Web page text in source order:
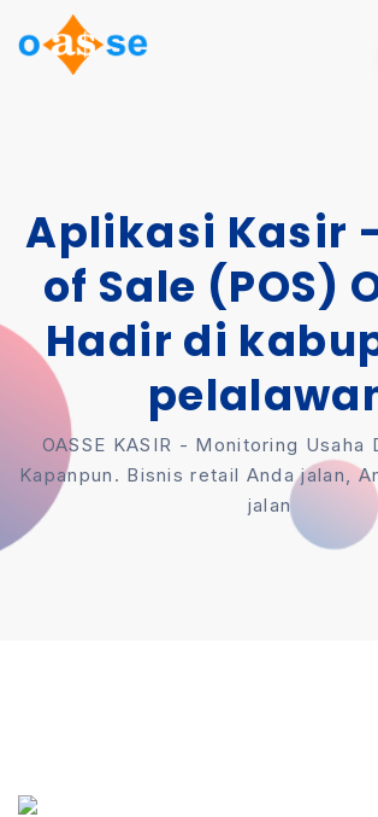
Aplikasi Kasir
of Sale (POS)
Hadir di
OASSE KASIR - Monitoring Usaha
Kapanpun. Bisnis retail Anda jalan,
jalan